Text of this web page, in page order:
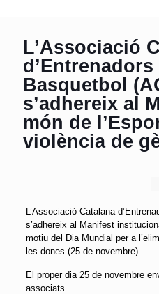
L’Associació
d’Entrenadors
Basquetbol
s’adhereix al
món de
violència de
L’Associació Catalana
s’adhereix al Manifest
motiu del Dia Mundial per a
les dones (25 de novembre).
El proper dia 25 de novembre
associats.